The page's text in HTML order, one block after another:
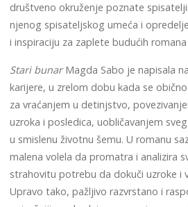
društveno okruženje poznate
njenog spisateljskog umeća i
i inspiraciju za zaplete budućih
Stari bunarMagda Sabo je napisala
karijere, u zrelom dobu kada se
za vraćanjem u detinjstvo,
uzroka i posledica, uobličavanjem
u smislenu životnu šemu. U romanu
malena volela da promatra i analizira
strahovitu potrebu da dokuči uzroke i
Upravo tako, pažljivo razvrstano i